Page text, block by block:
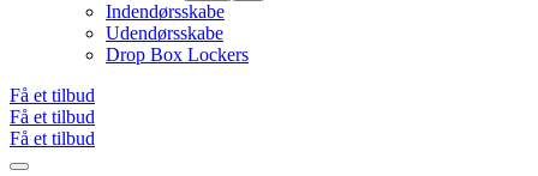
Indendørsskabe
Udendørsskabe
Drop Box Lockers
Få et tilbud
Få et tilbud
Få et tilbud